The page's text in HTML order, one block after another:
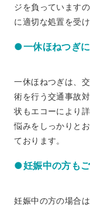
ジを負っています
に適切な処置を受
●一休ほねつぎ
一休ほねつぎは、
術を行う交通事故
状もエコーにより
悩みをしっかりと
ております。
●妊娠中の方も
妊娠中の方の場合